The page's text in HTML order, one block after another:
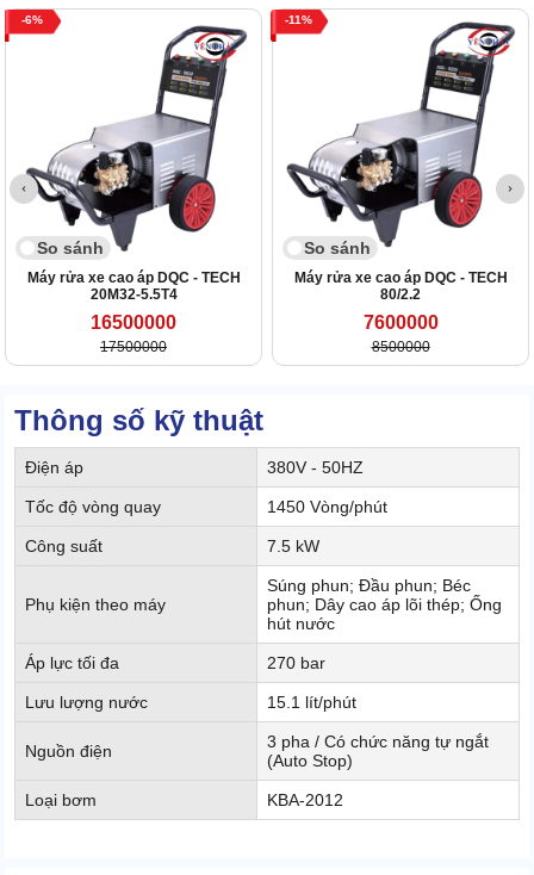
6
So sánh
Máy rửa xe cao áp DQC - TECH
20M32-5.5T4
16500000
17500000
11
So sánh
Máy rửa xe cao áp DQC - TECH
80/2.2
7600000
8500000
Thông số kỹ thuật
Điện áp 380V - 50HZ
Tốc độ vòng quay 1450 Vòng/phút
Công suất 7.5 kW
Phụ kiện theo máy
Súng phun; Đầu phun; Béc
phun; Dây cao áp lõi thép; Ống
hút nước
Áp lực tối đa 270 bar
Lưu lượng nước 15.1 lít/phút
Nguồn điện
3 pha / Có chức năng tự ngắt
(Auto Stop)
Loại bơm KBA-2012